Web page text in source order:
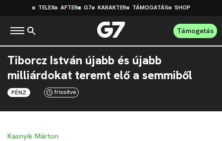
TELEX AFTER G7 KARAKTER TÁMOGATÁS SHOP
Támogatás
Tiborcz István újabb és újabb
milliárdokat teremt elő a semmiből
PÉNZ frissítve
Kasnyik Márton